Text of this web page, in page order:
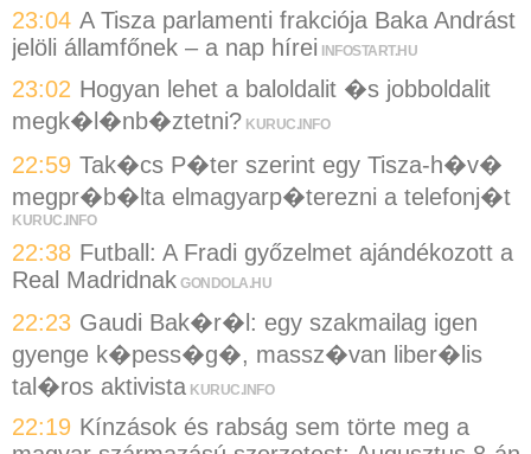
23:04 A Tisza parlamenti frakciója Baka Andrást
jelöli államfőnek – a nap hírei INFOSTART.HU
23:02 Hogyan lehet a baloldalit �s jobboldalit
megk�l�nb�ztetni? KURUC.INFO
22:59 Tak�cs P�ter szerint egy Tisza-h�v�
megpr�b�lta elmagyarp�terezni a telefonj�t
KURUC.INFO
22:38 Futball: A Fradi győzelmet ajándékozott a
Real Madridnak GONDOLA.HU
22:23 Gaudi Bak�r�l: egy szakmailag igen
gyenge k�pess�g�, massz�van liber�lis
tal�ros aktivista KURUC.INFO
22:19 Kínzások és rabság sem törte meg a